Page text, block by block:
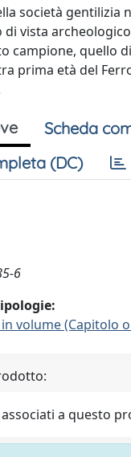
società gentilizia
di vista
campione, quello di
prima età del
Scheda
(DC)
6
volume (Capitolo
a questo